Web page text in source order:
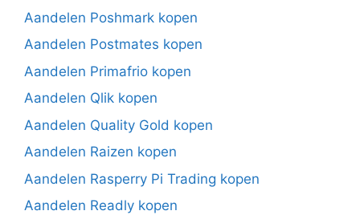
Aandelen Poshmark kopen
Aandelen Postmates kopen
Aandelen Primafrio kopen
Aandelen Qlik kopen
Aandelen Quality Gold kopen
Aandelen Raizen kopen
Aandelen Rasperry Pi Trading kopen
Aandelen Readly kopen